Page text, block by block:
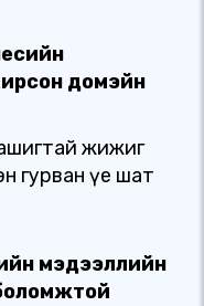
домэйн
жижиг
гурван үе шат
мэдээллийн